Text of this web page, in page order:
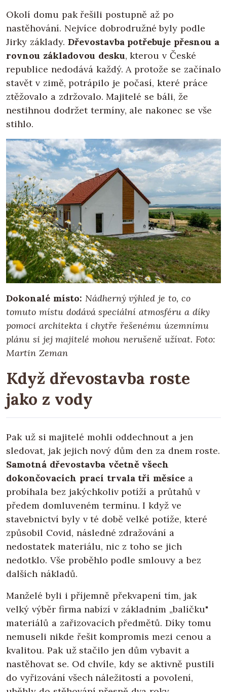
Okolí domu pak řešili postupně až po
nastěhování. Nejvíce dobrodružné byly podle
Jirky základy. Dřevostavba potřebuje přesnou a
rovnou základovou desku, kterou v České
republice nedodává každý. A protože se začínalo
stavět v zimě, potrápilo je počasí, které práce
ztěžovalo a zdržovalo. Majitelé se báli, že
nestihnou dodržet termíny, ale nakonec se vše
stihlo.
Dokonalé místo: Nádherný výhled je to, co
tomuto místu dodává speciální atmosféru a díky
pomoci architekta i chytře řešenému územnímu
plánu si jej majitelé mohou nerušeně užívat. Foto:
Martin Zeman
Když dřevostavba roste
jako z vody
Pak už si majitelé mohli oddechnout a jen
sledovat, jak jejich nový dům den za dnem roste.
Samotná dřevostavba včetně všech
dokončovacích prací trvala tři měsíce a
probíhala bez jakýchkoliv potíží a průtahů v
předem domluveném termínu. I když ve
stavebnictví byly v té době velké potíže, které
způsobil Covid, následné zdražování a
nedostatek materiálu, nic z toho se jich
nedotklo. Vše proběhlo podle smlouvy a bez
dalších nákladů.
Manželé byli i příjemně překvapení tím, jak
velký výběr firma nabízí v základním „balíčku"
materiálů a zařizovacích předmětů. Díky tomu
nemuseli nikde řešit kompromis mezi cenou a
kvalitou. Pak už stačilo jen dům vybavit a
nastěhovat se. Od chvíle, kdy se aktivně pustili
do vyřizování všech náležitostí a povolení,